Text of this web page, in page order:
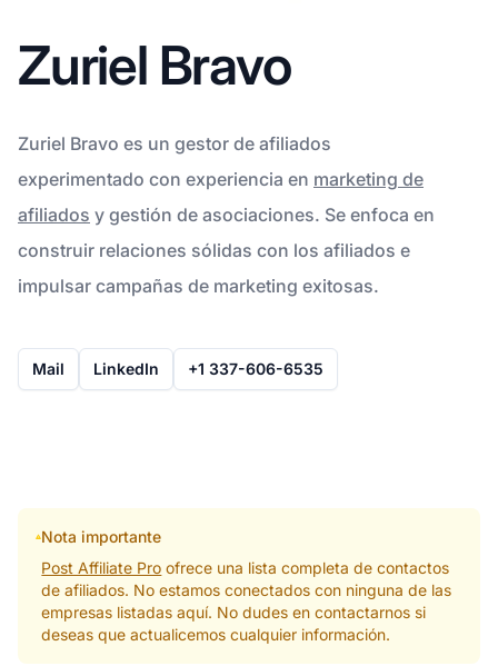
Zuriel Bravo
Zuriel Bravo es un gestor de afiliados
experimentado con experiencia en marketing de
afiliados y gestión de asociaciones. Se enfoca en
construir relaciones sólidas con los afiliados e
impulsar campañas de marketing exitosas.
Mail LinkedIn +1 337-606-6535
Nota importante
Post Affiliate Pro ofrece una lista completa de contactos
de afiliados. No estamos conectados con ninguna de las
empresas listadas aquí. No dudes en contactarnos si
deseas que actualicemos cualquier información.